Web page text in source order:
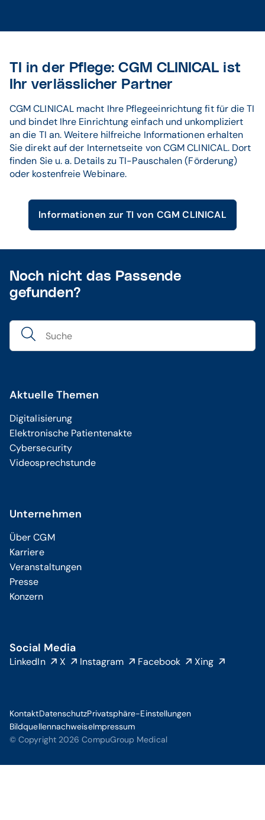
TI in der Pflege: CGM CLINICAL ist
Ihr verlässlicher Partner
CGM CLINICAL macht Ihre Pflegeeinrichtung fit für die TI
und bindet Ihre Einrichtung einfach und unkompliziert
an die TI an. Weitere hilfreiche Informationen erhalten
Sie direkt auf der Internetseite von CGM CLINICAL. Dort
finden Sie u. a. Details zu TI-Pauschalen (Förderung)
oder kostenfreie Webinare.
Informationen zur TI von CGM CLINICAL
Noch nicht das Passende
gefunden?
Aktuelle Themen
Digitalisierung
Elektronische Patientenakte
Cybersecurity
Videosprechstunde
Unternehmen
Über CGM
Karriere
Veranstaltungen
Presse
Konzern
Social Media
LinkedIn X Instagram Facebook Xing
© Copyright 2026 CompuGroup Medical
KontaktDatenschutzPrivatsphäre-Einstellungen
BildquellennachweiseImpressum